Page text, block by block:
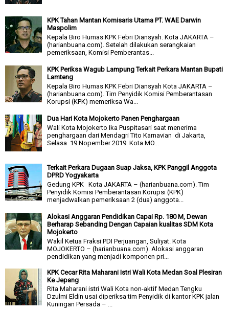
KPK Tahan Mantan Komisaris Utama PT. WAE Darwin
Maspolim
Kepala Biro Humas KPK Febri Diansyah. Kota JAKARTA –
(harianbuana.com). Setelah dilakukan serangkaian
pemeriksaan, Komisi Pemberantas...
KPK Periksa Wagub Lampung Terkait Perkara Mantan Bupati
Lamteng
Kepala Biro Humas KPK Febri Diansyah Kota JAKARTA –
(harianbuana.com). Tim Penyidik Komisi Pemberantasan
Korupsi (KPK) memeriksa Wa...
Dua Hari Kota Mojokerto Panen Penghargaan
Wali Kota Mojokerto Ika Puspitasari saat menerima
penghargaan dari Mendagri Tito Karnavian di Jakarta,
Selasa 19 Nopember 2019. Kota MO...
Terkait Perkara Dugaan Suap Jaksa, KPK Panggil Anggota
DPRD Yogyakarta
Gedung KPK Kota JAKARTA – (harianbuana.com). Tim
Penyidik Komisi Pemberantasan Korupsi (KPK)
menjadwalkan pemeriksaan 2 (dua) anggota...
Alokasi Anggaran Pendidikan Capai Rp. 180 M, Dewan
Berharap Sebanding Dengan Capaian kualitas SDM Kota
Mojokerto
Wakil Ketua Fraksi PDI Perjuangan, Suliyat. Kota
MOJOKERTO – (harianbuana.com). Alokasi anggaran
pendidikan yang menjadi komponen pri...
KPK Cecar Rita Maharani Istri Wali Kota Medan Soal Plesiran
Ke Jepang
Rita Maharani istri Wali Kota non-aktif Medan Tengku
Dzulmi Eldin usai diperiksa tim Penyidik di kantor KPK jalan
Kuningan Persada – ...